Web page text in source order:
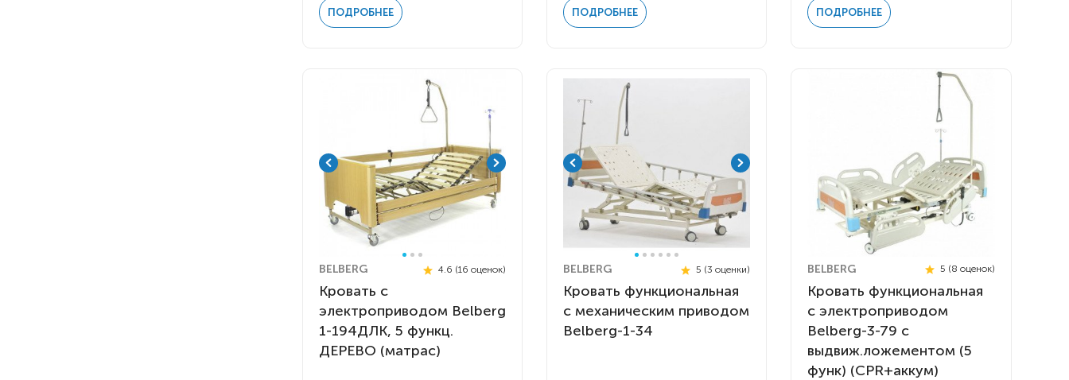
ПОДРОБНЕЕ ПОДРОБНЕЕ ПОДРОБНЕЕ
BELBERG 4.6 (16 оценок)
Кровать с
электроприводом Belberg
1-194ДЛК, 5 функц.
ДЕРЕВО (матрас)
BELBERG 5 (3 оценки)
Кровать функциональная
c механическим приводом
Belberg-1-34
BELBERG 5 (8 оценок)
Кровать функциональная
с электроприводом
Belberg-3-79 с
выдвиж.ложементом (5
функ) (CPR+аккум)